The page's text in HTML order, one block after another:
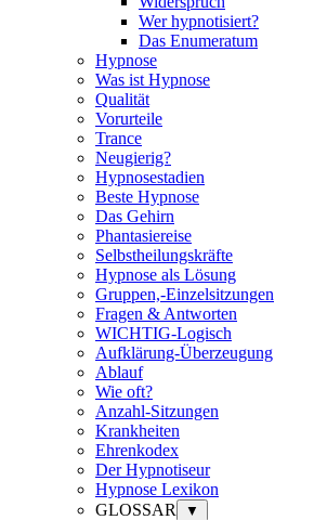
Wer hypnotisiert?
Das Enumeratum
Hypnose
Was ist Hypnose
Qualität
Vorurteile
Trance
Neugierig?
Hypnosestadien
Beste Hypnose
Das Gehirn
Phantasiereise
Selbstheilungskräfte
Hypnose als Lösung
Gruppen,-Einzelsitzungen
Fragen & Antworten
WICHTIG-Logisch
Aufklärung-Überzeugung
Ablauf
Wie oft?
Anzahl-Sitzungen
Krankheiten
Ehrenkodex
Der Hypnotiseur
Hypnose Lexikon
GLOSSAR
▼